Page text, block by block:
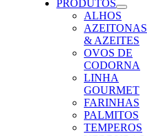
PRODUTOS
ALHOS
AZEITONAS
& AZEITES
OVOS DE
CODORNA
LINHA
GOURMET
FARINHAS
PALMITOS
TEMPEROS